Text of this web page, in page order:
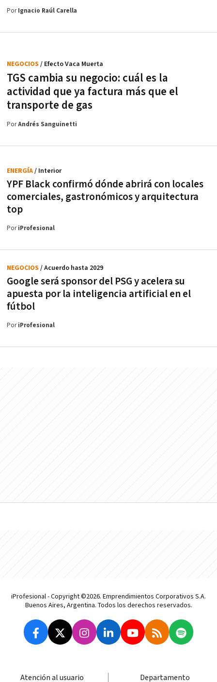
PorIgnacio Raúl Carella
TGS cambia su negocio: cuál es la
actividad que ya factura más que el
transporte de gas
NEGOCIOS / Efecto Vaca Muerta
PorAndrés Sanguinetti
YPF Black confirmó dónde abrirá con locales
comerciales, gastronómicos y arquitectura
top
ENERGÍA/ Interior
PoriProfesional
Google será sponsor del PSG y acelera su
apuesta por la inteligencia artificial en el
fútbol
NEGOCIOS / Acuerdo hasta 2029
PoriProfesional
iProfesional - Copyright ©2026. Emprendimientos Corporativos S.A.
Buenos Aires, Argentina. Todos los derechos reservados.
Atención al usuario Departamento